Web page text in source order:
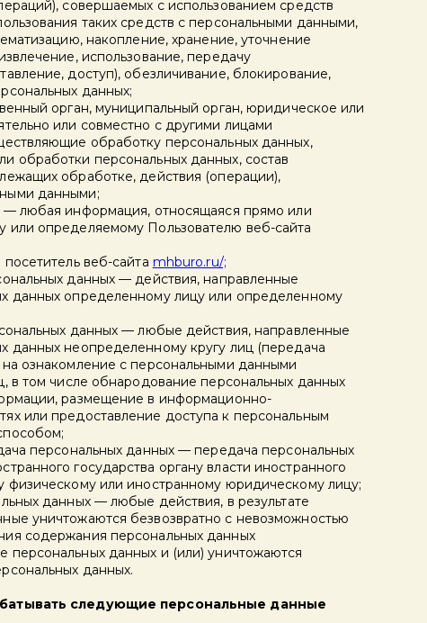
совершаемых с использованием средств
таких средств с персональными данными,
накопление, хранение, уточнение
использование, передачу
доступ), обезличивание, блокирование,
данных;
орган, муниципальный орган, юридическое или
или совместно с другими лицами
обработку персональных данных,
обработки персональных данных, состав
обработке, действия (операции),
данными;
любая информация, относящаяся прямо или
или определяемому Пользователю веб-сайта
веб-сайта mhburo.ru/;
данных — действия, направленные
данных определенному лицу или определенному
данных — любые действия, направленные
данных неопределенному кругу лиц (передача
ознакомление с персональными данными
в том числе обнародование персональных данных
размещение в информационно-
или предоставление доступа к персональным
персональных данных — передача персональных
государства органу власти иностранного
физическому или иностранному юридическому лицу;
данных — любые действия, в результате
уничтожаются безвозвратно с невозможностью
содержания персональных данных
персональных данных и (или) уничтожаются
данных.
следующие персональные данные